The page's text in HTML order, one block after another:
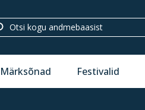
Märksõnad Festivalid